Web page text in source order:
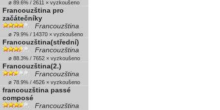
ø 89.6% / 2611 × vyzkoušeno
Francouzština pro
začátečníky
Francouzština
ø 79.9% / 14370 × vyzkoušeno
Francouzština(střední)
Francouzština
ø 88.3% / 7652 × vyzkoušeno
Francouzština(2.)
Francouzština
ø 78.9% / 4526 × vyzkoušeno
francouzština passé
composé
Francouzština